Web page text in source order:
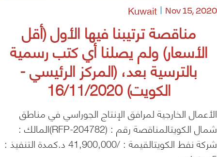
مناقصة ترتيبنا فيها الأول (أقل
الأسعار) ولم يصلنا أي كتب رسمية
بالترسية بعد، (المركز الرئيسي -
الكويت) 16/11/2020
Nov 15, 2020
Kuwait
الأعمال الخارجية لمرافق الإنتاج الجوراسي في مناطق
شمال الكويتالمناقصة رقم : (RFP-204782)المالك :
شركة نفط الكويتالقيمة : /41,900,000 د.كمدة التنفيذ :